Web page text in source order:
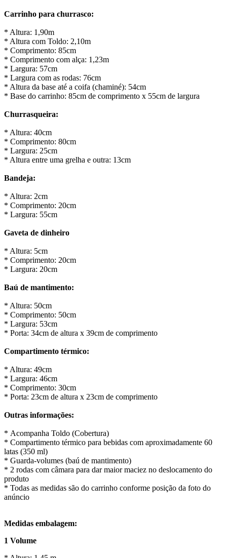
Carrinho para churrasco:
* Altura: 1,90m
* Altura com Toldo: 2,10m
* Comprimento: 85cm
* Comprimento com alça: 1,23m
* Largura: 57cm
* Largura com as rodas: 76cm
* Altura da base até a coifa (chaminé): 54cm
* Base do carrinho: 85cm de comprimento x 55cm de largura
Churrasqueira:
* Altura: 40cm
* Comprimento: 80cm
* Largura: 25cm
* Altura entre uma grelha e outra: 13cm
Bandeja:
* Altura: 2cm
* Comprimento: 20cm
* Largura: 55cm
Gaveta de dinheiro
* Altura: 5cm
* Comprimento: 20cm
* Largura: 20cm
Baú de mantimento:
* Altura: 50cm
* Comprimento: 50cm
* Largura: 53cm
* Porta: 34cm de altura x 39cm de comprimento
Compartimento térmico:
* Altura: 49cm
* Largura: 46cm
* Comprimento: 30cm
* Porta: 23cm de altura x 23cm de comprimento
Outras informações:
* Acompanha Toldo (Cobertura)
* Compartimento térmico para bebidas com aproximadamente 60
latas (350 ml)
* Guarda-volumes (baú de mantimento)
* 2 rodas com câmara para dar maior maciez no deslocamento do
produto
* Todas as medidas são do carrinho conforme posição da foto do
anúncio
Medidas embalagem:
1 Volume